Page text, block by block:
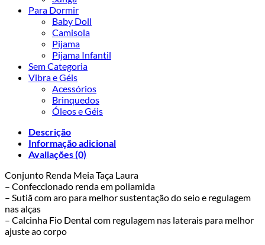
Para Dormir
Baby Doll
Camisola
Pijama
Pijama Infantil
Sem Categoria
Vibra e Géis
Acessórios
Brinquedos
Óleos e Géis
Descrição
Informação adicional
Avaliações (0)
Conjunto Renda Meia Taça Laura
– Confeccionado renda em poliamida
– Sutiã com aro para melhor sustentação do seio e regulagem
nas alças
– Calcinha Fio Dental com regulagem nas laterais para melhor
ajuste ao corpo